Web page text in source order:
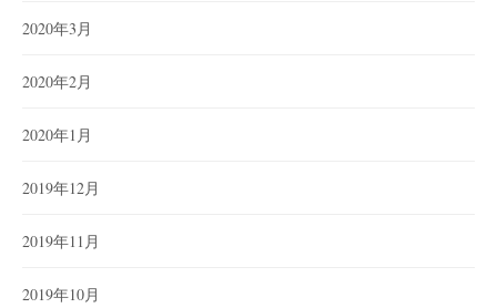
2020年3月
2020年2月
2020年1月
2019年12月
2019年11月
2019年10月